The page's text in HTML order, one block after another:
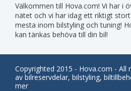
Välkommen till Hova.com! Vi har i
nätet och vi har idag ett riktigt
mesta inom bilstyling och tuning!
kan tänkas behöva till din bil!
Copyrighted 2015 - Hova.com - All
av bilreservdelar, bilstyling,
mer